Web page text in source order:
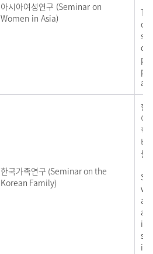
아시아여성연구 (Seminar on
Women in Asia)
as
한국가족연구 (Seminar on the
Korean Family)
한
이
학
비
을
in
in